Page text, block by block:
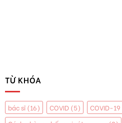
TỪ KHÓA
bác sĩ(16) COVID (5) COVID-19